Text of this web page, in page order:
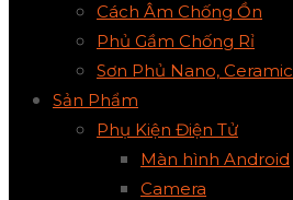
Cách Âm Chống Ồn
Phủ Gầm Chống Rỉ
Sơn Phủ Nano, Ceramic
Sản Phẩm
Phụ Kiện Điện Tử
Màn hình Android
Camera